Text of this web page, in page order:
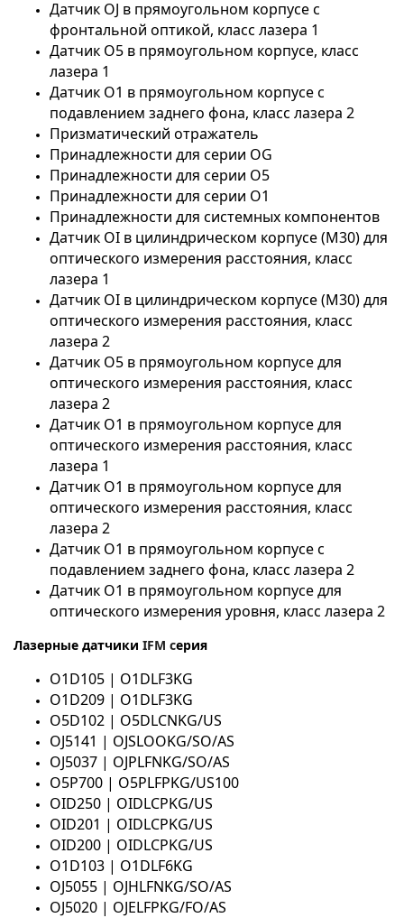
Датчик OJ в прямоугольном корпусе с
фронтальной оптикой, класс лазера 1
Датчик O5 в прямоугольном корпусе, класс
лазера 1
Датчик O1 в прямоугольном корпусе с
подавлением заднего фона, класс лазера 2
Призматический отражатель
Принадлежности для серии OG
Принадлежности для серии O5
Принадлежности для серии O1
Принадлежности для системных компонентов
Датчик OI в цилиндрическом корпусе (M30) для
оптического измерения расстояния, класс
лазера 1
Датчик OI в цилиндрическом корпусе (M30) для
оптического измерения расстояния, класс
лазера 2
Датчик O5 в прямоугольном корпусе для
оптического измерения расстояния, класс
лазера 2
Датчик O1 в прямоугольном корпусе для
оптического измерения расстояния, класс
лазера 1
Датчик O1 в прямоугольном корпусе для
оптического измерения расстояния, класс
лазера 2
Датчик O1 в прямоугольном корпусе с
подавлением заднего фона, класс лазера 2
Датчик O1 в прямоугольном корпусе для
оптического измерения уровня, класс лазера 2
Лазерные датчики IFM серия
O1D105 | O1DLF3KG
O1D209 | O1DLF3KG
O5D102 | O5DLCNKG/US
OJ5141 | OJSLOOKG/SO/AS
OJ5037 | OJPLFNKG/SO/AS
O5P700 | O5PLFPKG/US100
OID250 | OIDLCPKG/US
OID201 | OIDLCPKG/US
OID200 | OIDLCPKG/US
O1D103 | O1DLF6KG
OJ5055 | OJHLFNKG/SO/AS
OJ5020 | OJELFPKG/FO/AS